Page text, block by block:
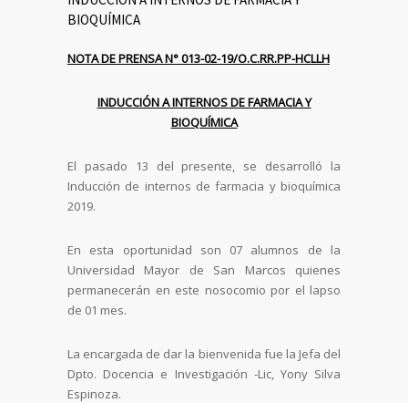
BIOQUÍMICA
NOTA DE PRENSA N° 013-02-19/O.C.RR.PP-HCLLH
INDUCCIÓN A INTERNOS DE FARMACIA Y
BIOQUÍMICA
El pasado 13 del presente, se desarrolló la
Inducción de internos de farmacia y bioquímica
2019.
En esta oportunidad son 07 alumnos de la
Universidad Mayor de San Marcos quienes
permanecerán en este nosocomio por el lapso
de 01 mes.
La encargada de dar la bienvenida fue la Jefa del
Dpto. Docencia e Investigación -Lic, Yony Silva
Espinoza.